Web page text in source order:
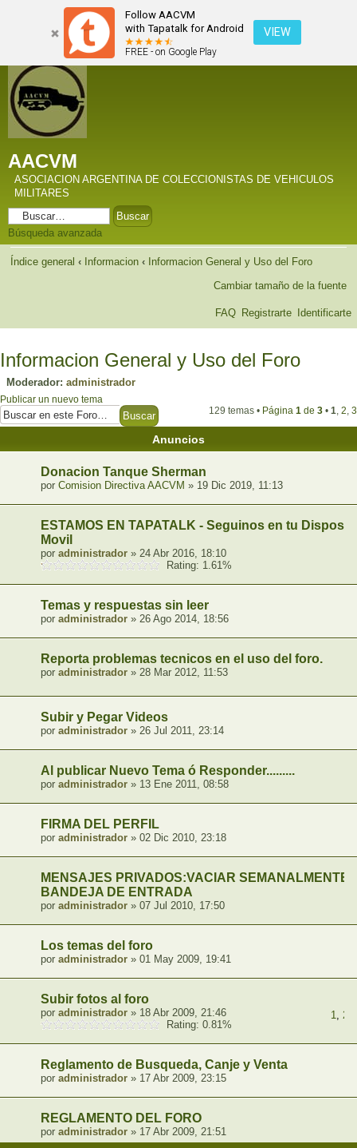
Follow AACVM
with Tapatalk for Android
FREE - on Google Play
VIEW
AACVM
ASOCIACION ARGENTINA DE COLECCIONISTAS DE VEHICULOS
MILITARES
Búsqueda avanzada
Índice general ‹ Informacion ‹ Informacion General y Uso del Foro
Cambiar tamaño de la fuente
FAQ Registrarte Identificarte
Informacion General y Uso del Foro
Moderador: administrador
Publicar un nuevo tema
129 temas • Página 1 de 3 • 1, 2, 3
Anuncios
Donacion Tanque Sherman
por Comision Directiva AACVM » 19 Dic 2019, 11:13
ESTAMOS EN TAPATALK - Seguinos en tu
Movil
por administrador » 24 Abr 2016, 18:10
Rating: 1.61%
Temas y respuestas sin leer
por administrador » 26 Ago 2014, 18:56
Reporta problemas tecnicos en el uso del foro.
por administrador » 28 Mar 2012, 11:53
Subir y Pegar Videos
por administrador » 26 Jul 2011, 23:14
Al publicar Nuevo Tema ó Responder.........
por administrador » 13 Ene 2011, 08:58
FIRMA DEL PERFIL
por administrador » 02 Dic 2010, 23:18
MENSAJES PRIVADOS:VACIAR SEMANALMENTE
BANDEJA DE ENTRADA
por administrador » 07 Jul 2010, 17:50
Los temas del foro
por administrador » 01 May 2009, 19:41
Subir fotos al foro
1, 2
por administrador » 18 Abr 2009, 21:46
Rating: 0.81%
Reglamento de Busqueda, Canje y Venta
por administrador » 17 Abr 2009, 23:15
REGLAMENTO DEL FORO
por administrador » 17 Abr 2009, 21:51